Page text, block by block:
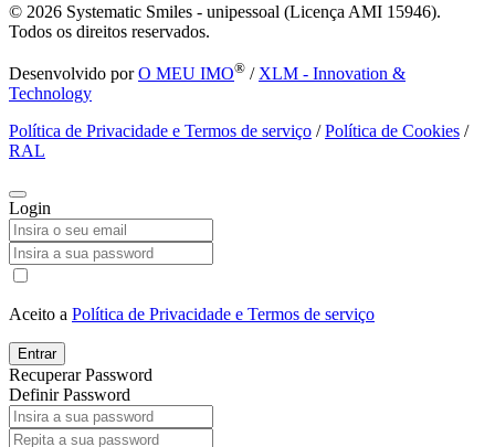
© 2026 Systematic Smiles - unipessoal (Licença AMI 15946).
Todos os direitos reservados.
Desenvolvido porO MEU IMO® / XLM - Innovation &
Technology
Política de Privacidade e Termos de serviço /Política de Cookies /
RAL
Login
Aceito a Política de Privacidade e Termos de serviço
Entrar
Recuperar Password
Definir Password